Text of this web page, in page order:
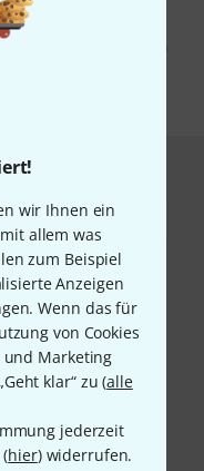
wir Ihnen ein
allem was
zum Beispiel
Anzeigen
Wenn das für
von Cookies
und Marketing
klar“ zu (alle
jederzeit
hier) widerrufen.
dem Erhalt von E-Mail-
zu. Die
finden Sie in
Nachnahme,
Sofort bezahlen,